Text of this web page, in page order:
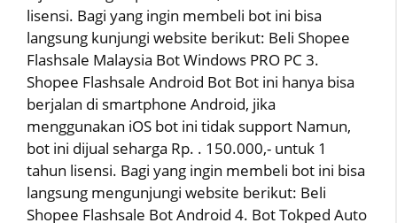
lisensi. Bagi yang ingin membeli bot ini bisa
langsung kunjungi website berikut: Beli Shopee
Flashsale Malaysia Bot Windows PRO PC 3.
Shopee Flashsale Android Bot Bot ini hanya bisa
berjalan di smartphone Android, jika
menggunakan iOS bot ini tidak support Namun,
bot ini dijual seharga Rp. . 150.000,- untuk 1
tahun lisensi. Bagi yang ingin membeli bot ini bisa
langsung mengunjungi website berikut: Beli
Shopee Flashsale Bot Android 4. Bot Tokped Auto